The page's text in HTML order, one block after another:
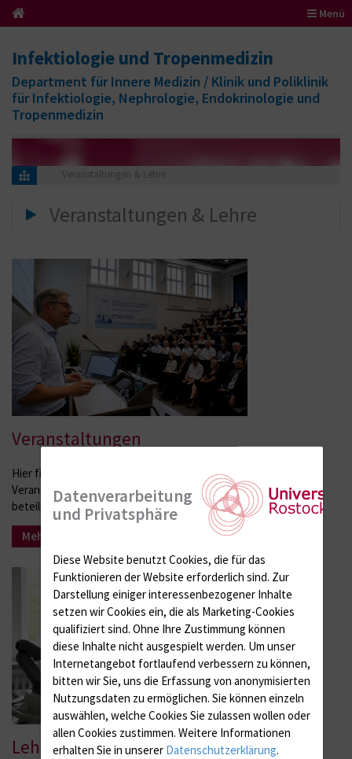
Menü
Infektiologie und Tropenmedizin
Department für Innere Medizin / Klinik und Poliklinik
für Infektiologie, Nephrologie, Endokrinologie und
Tropenmedizin
Veranstaltungen & Lehre
Veranstaltungen & Lehre
Veranstaltungen
Hier finden Sie eine Übersicht über Präsenz- und Online-
Veranstaltungen, die bei uns stattfinden oder an denen wir
beteiligt sind.
Mehr Infos
Lehre und Lehrveranstaltungen
Datenverarbeitung
und Privatsphäre
Diese Website benutzt Cookies, die für das
Funktionieren der Website erforderlich sind. Zur
Darstellung einiger interessenbezogener Inhalte
setzen wir Cookies ein, die als Marketing-Cookies
qualifiziert sind. Ohne Ihre Zustimmung können
diese Inhalte nicht ausgespielt werden. Um unser
Internetangebot fortlaufend verbessern zu können,
bitten wir Sie, uns die Erfassung von anonymisierten
Nutzungsdaten zu ermöglichen. Sie können einzeln
auswählen, welche Cookies Sie zulassen wollen oder
allen Cookies zustimmen. Weitere Informationen
erhalten Sie in unserer Datenschutzerklärung.